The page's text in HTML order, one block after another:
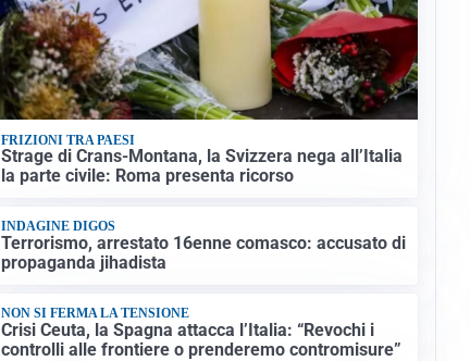
FRIZIONI TRA PAESI
Strage di Crans-Montana, la Svizzera nega all’Italia
la parte civile: Roma presenta ricorso
INDAGINE DIGOS
Terrorismo, arrestato 16enne comasco: accusato di
propaganda jihadista
NON SI FERMA LA TENSIONE
Crisi Ceuta, la Spagna attacca l’Italia: “Revochi i
controlli alle frontiere o prenderemo contromisure”